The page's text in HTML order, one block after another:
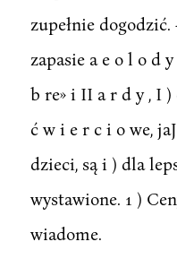
zupełnie
zapasie a e o l o d
b re» i II a r d y , I )
ć w i e r c i o we,
dzieci, są i ) dla
wystawione. 1 )
wiadome.